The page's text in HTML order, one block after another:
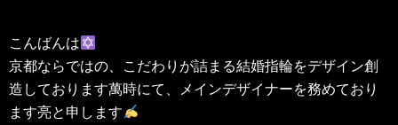
こんばんは
京都ならではの、こだわりが詰まる結婚指輪をデザイン創
造しております萬時にて、メインデザイナーを務めており
ます亮と申します